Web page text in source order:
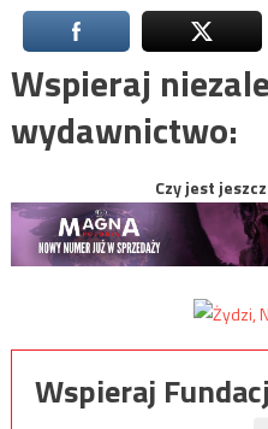
Wspieraj
wydawnictwo:
Czy jest
Wspieraj